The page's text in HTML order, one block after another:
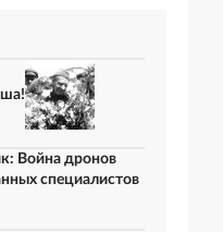
Война дронов
специалистов